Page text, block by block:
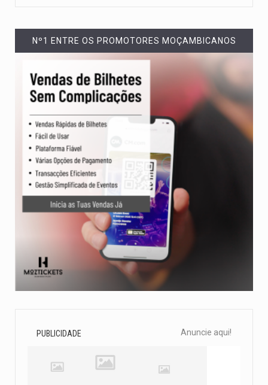
Nº1 ENTRE OS PROMOTORES MOÇAMBICANOS
PUBLICIDADE Anuncie aqui!